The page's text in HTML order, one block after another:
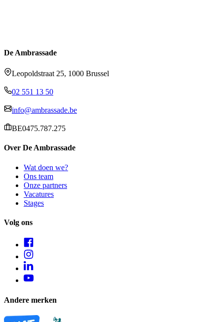
De Ambrassade
Leopoldstraat 25, 1000 Brussel
02 551 13 50
info@ambrassade.be
BE0475.787.275
Over De Ambrassade
Wat doen we?
Ons team
Onze partners
Vacatures
Stages
Volg ons
Andere merken